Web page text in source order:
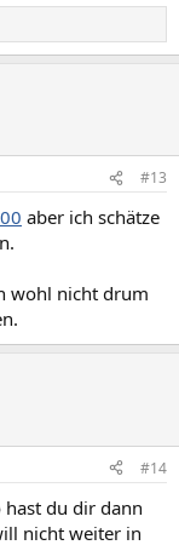
#13
aber ich schätze
wohl nicht drum
#14
du dir dann
nicht weiter in